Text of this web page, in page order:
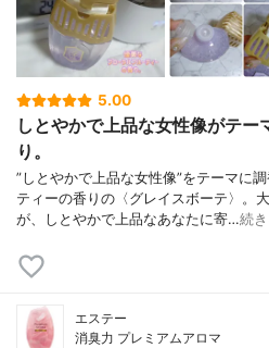
5.00
しとやかで上品な女性像がテー
り。
”しとやかで上品な女性像”をテーマに
ティーの香りの〈グレイスボーテ〉。
が、しとやかで上品なあなたに寄…続
エステー
消臭力 プレミアムアロマ